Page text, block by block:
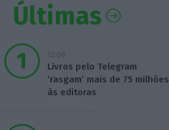
Últimas
12:06
Livros pelo Telegram
‘rasgam’ mais de 75 milhões
às editoras